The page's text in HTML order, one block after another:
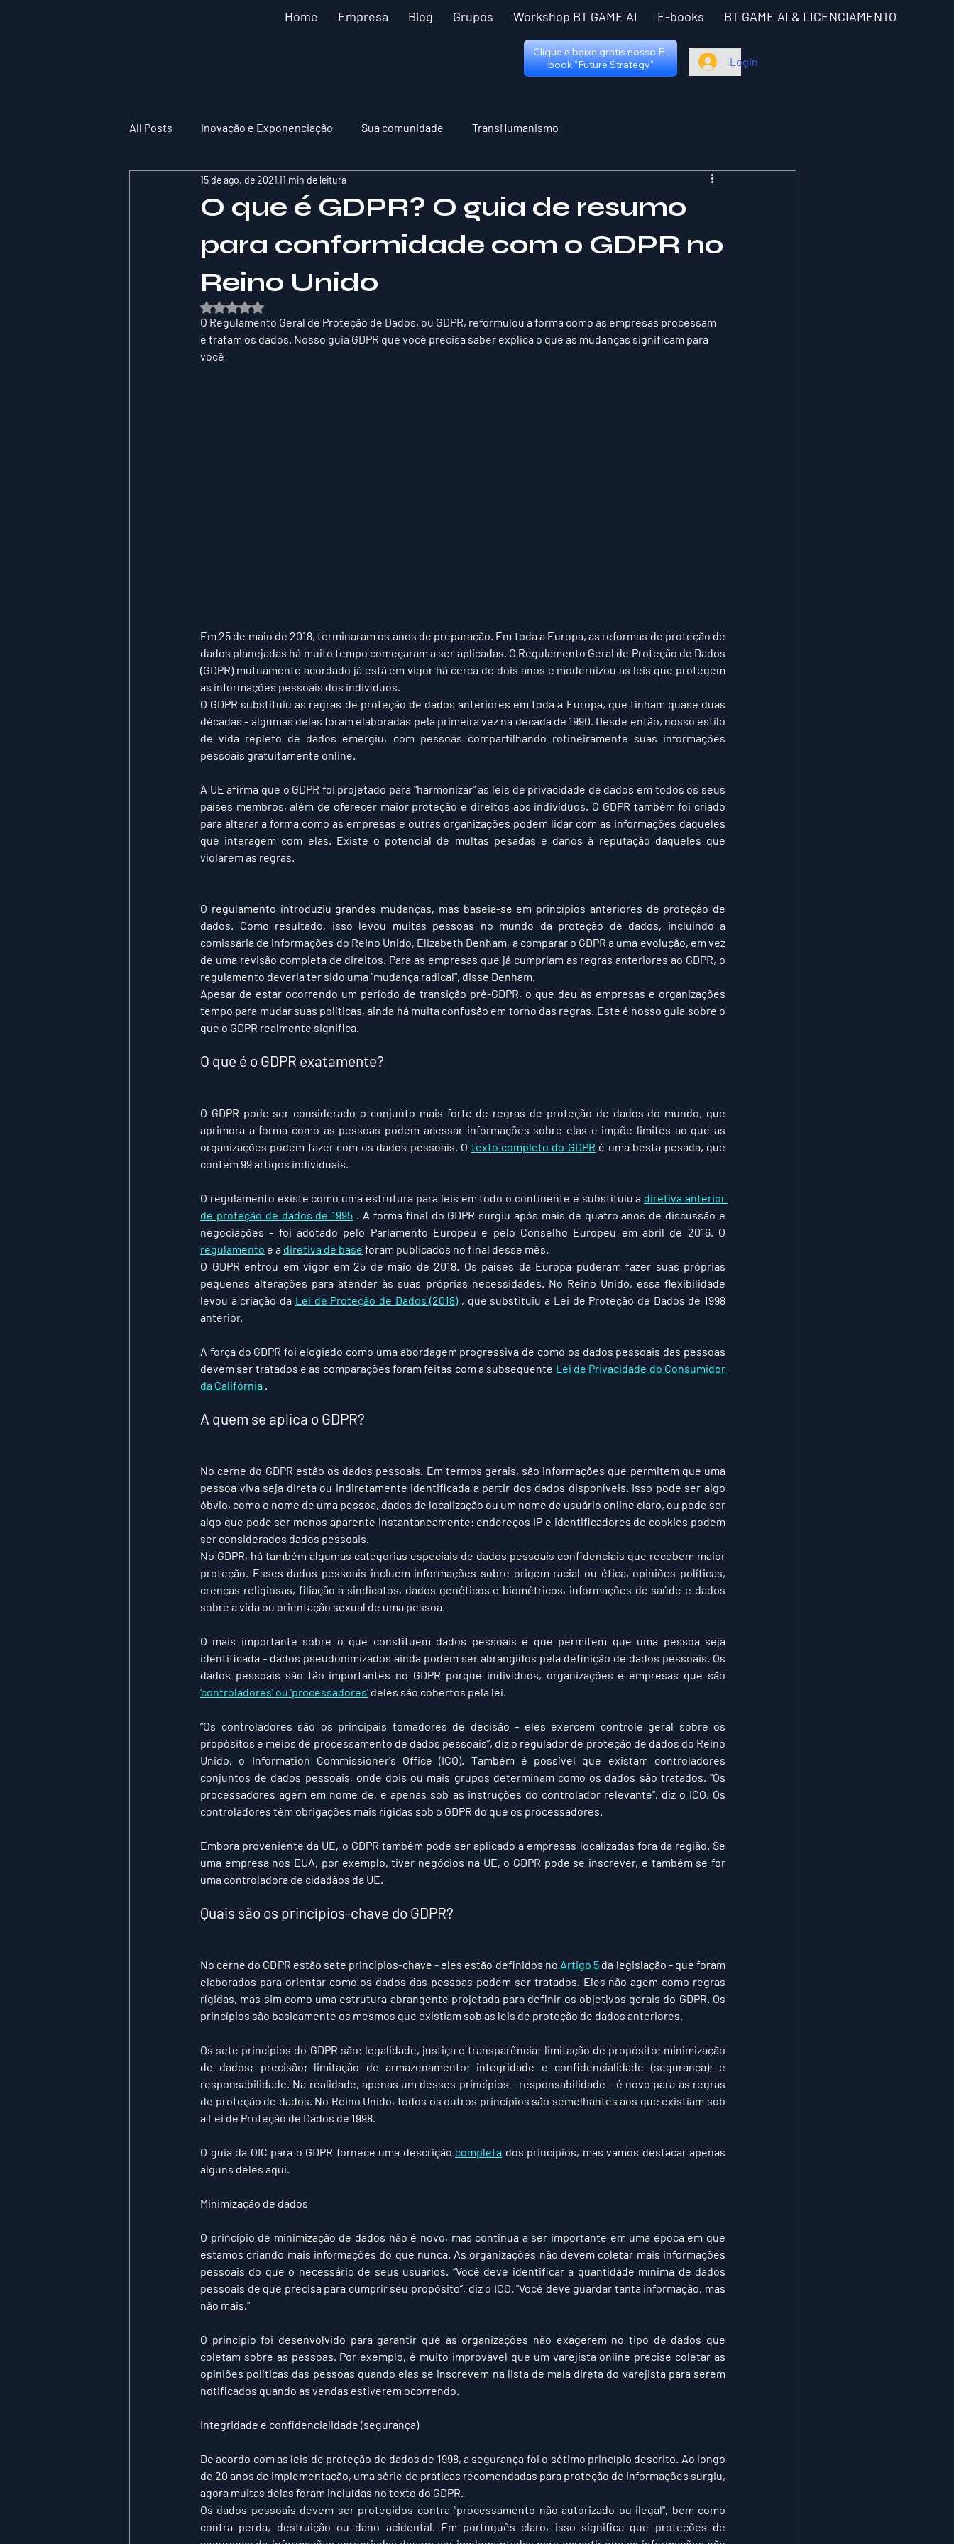
Home Empresa Blog Grupos Workshop BT GAME AI E-books BT GAME AI & LICENCIAMENTO
Clique e baixe gratis nosso E-
book "Future Strategy"
Login
All Posts Inovação e Exponenciação Sua comunidade TransHumanismo
O que é GDPR? O guia de resumo
para conformidade com o GDPR no
Reino Unido
15 de ago. de 202111 min de leitura
Avaliado com NaN de 5 estrelas.
O Regulamento Geral de Proteção de Dados, ou GDPR, reformulou a forma como as empresas processam
e tratam os dados. Nosso guia GDPR que você precisa saber explica o que as mudanças significam para
você
Em 25 de maio de 2018, terminaram os anos de preparação. Em toda a Europa, as reformas de proteção de
dados planejadas há muito tempo começaram a ser aplicadas. O Regulamento Geral de Proteção de Dados
(GDPR) mutuamente acordado já está em vigor há cerca de dois anos e modernizou as leis que protegem
as informações pessoais dos indivíduos.
O GDPR substituiu as regras de proteção de dados anteriores em toda a Europa, que tinham quase duas
décadas - algumas delas foram elaboradas pela primeira vez na década de 1990. Desde então, nosso estilo
de vida repleto de dados emergiu, com pessoas compartilhando rotineiramente suas informações
pessoais gratuitamente online.
A UE afirma que o GDPR foi projetado para "harmonizar" as leis de privacidade de dados em todos os seus
países membros, além de oferecer maior proteção e direitos aos indivíduos. O GDPR também foi criado
para alterar a forma como as empresas e outras organizações podem lidar com as informações daqueles
que interagem com elas. Existe o potencial de multas pesadas e danos à reputação daqueles que
violarem as regras.
O regulamento introduziu grandes mudanças, mas baseia-se em princípios anteriores de proteção de
dados. Como resultado, isso levou muitas pessoas no mundo da proteção de dados, incluindo a
comissária de informações do Reino Unido, Elizabeth Denham, a comparar o GDPR a uma evolução, em vez
de uma revisão completa de direitos. Para as empresas que já cumpriam as regras anteriores ao GDPR, o
regulamento deveria ter sido uma "mudança radical", disse Denham.
Apesar de estar ocorrendo um período de transição pré-GDPR, o que deu às empresas e organizações
tempo para mudar suas políticas, ainda há muita confusão em torno das regras. Este é nosso guia sobre o
que o GDPR realmente significa.
O que é o GDPR exatamente?
O GDPR pode ser considerado o conjunto mais forte de regras de proteção de dados do mundo, que
aprimora a forma como as pessoas podem acessar informações sobre elas e impõe limites ao que as
organizações podem fazer com os dados pessoais. O texto completo do GDPR é uma besta pesada, que
contém 99 artigos individuais.
O regulamento existe como uma estrutura para leis em todo o continente e substituiu a diretiva anterior
de proteção de dados de 1995 . A forma final do GDPR surgiu após mais de quatro anos de discussão e
regulamento e a diretiva de base foram publicados no final desse mês.
O GDPR entrou em vigor em 25 de maio de 2018. Os países da Europa puderam fazer suas próprias
pequenas alterações para atender às suas próprias necessidades. No Reino Unido, essa flexibilidade
levou à criação da Lei de Proteção de Dados (2018) , que substituiu a Lei de Proteção de Dados de 1998
anterior.
A força do GDPR foi elogiado como uma abordagem progressiva de como os dados pessoais das pessoas
devem ser tratados e as comparações foram feitas com a subsequente Lei de Privacidade do Consumidor
da Califórnia .
A quem se aplica o GDPR?
No cerne do GDPR estão os dados pessoais. Em termos gerais, são informações que permitem que uma
pessoa viva seja direta ou indiretamente identificada a partir dos dados disponíveis. Isso pode ser algo
óbvio, como o nome de uma pessoa, dados de localização ou um nome de usuário online claro, ou pode ser
algo que pode ser menos aparente instantaneamente: endereços IP e identificadores de cookies podem
ser considerados dados pessoais.
No GDPR, há também algumas categorias especiais de dados pessoais confidenciais que recebem maior
proteção. Esses dados pessoais incluem informações sobre origem racial ou ética, opiniões políticas,
crenças religiosas, filiação a sindicatos, dados genéticos e biométricos, informações de saúde e dados
sobre a vida ou orientação sexual de uma pessoa.
O mais importante sobre o que constituem dados pessoais é que permitem que uma pessoa seja
identificada - dados pseudonimizados ainda podem ser abrangidos pela definição de dados pessoais. Os
'controladores' ou 'processadores' deles são cobertos pela lei.
“Os controladores são os principais tomadores de decisão - eles exercem controle geral sobre os
propósitos e meios de processamento de dados pessoais”, diz o regulador de proteção de dados do Reino
Unido, o Information Commissioner's Office (ICO). Também é possível que existam controladores
conjuntos de dados pessoais, onde dois ou mais grupos determinam como os dados são tratados. "Os
processadores agem em nome de, e apenas sob as instruções do controlador relevante", diz o ICO. Os
controladores têm obrigações mais rígidas sob o GDPR do que os processadores.
Embora proveniente da UE, o GDPR também pode ser aplicado a empresas localizadas fora da região. Se
uma empresa nos EUA, por exemplo, tiver negócios na UE, o GDPR pode se inscrever, e também se for
uma controladora de cidadãos da UE.
Quais são os princípios-chave do GDPR?
No cerne do GDPR estão sete princípios-chave - eles estão definidos no Artigo 5 da legislação - que foram
elaborados para orientar como os dados das pessoas podem ser tratados. Eles não agem como regras
rígidas, mas sim como uma estrutura abrangente projetada para definir os objetivos gerais do GDPR. Os
princípios são basicamente os mesmos que existiam sob as leis de proteção de dados anteriores.
Os sete princípios do GDPR são: legalidade, justiça e transparência; limitação de propósito; minimização
de dados; precisão; limitação de armazenamento; integridade e confidencialidade (segurança); e
responsabilidade. Na realidade, apenas um desses princípios - responsabilidade - é novo para as regras
de proteção de dados. No Reino Unido, todos os outros princípios são semelhantes aos que existiam sob
a Lei de Proteção de Dados de 1998.
O guia da OIC para o GDPR fornece uma descrição completa dos princípios, mas vamos destacar apenas
alguns deles aqui.
Minimização de dados
O princípio de minimização de dados não é novo, mas continua a ser importante em uma época em que
estamos criando mais informações do que nunca. As organizações não devem coletar mais informações
pessoais do que o necessário de seus usuários. “Você deve identificar a quantidade mínima de dados
pessoais de que precisa para cumprir seu propósito”, diz o ICO. "Você deve guardar tanta informação, mas
não mais."
O princípio foi desenvolvido para garantir que as organizações não exagerem no tipo de dados que
coletam sobre as pessoas. Por exemplo, é muito improvável que um varejista online precise coletar as
opiniões políticas das pessoas quando elas se inscrevem na lista de mala direta do varejista para serem
notificados quando as vendas estiverem ocorrendo.
Integridade e confidencialidade (segurança)
De acordo com as leis de proteção de dados de 1998, a segurança foi o sétimo princípio descrito. Ao longo
de 20 anos de implementação, uma série de práticas recomendadas para proteção de informações surgiu,
agora muitas delas foram incluídas no texto do GDPR.
Os dados pessoais devem ser protegidos contra "processamento não autorizado ou ilegal", bem como
contra perda, destruição ou dano acidental. Em português claro, isso significa que proteções de